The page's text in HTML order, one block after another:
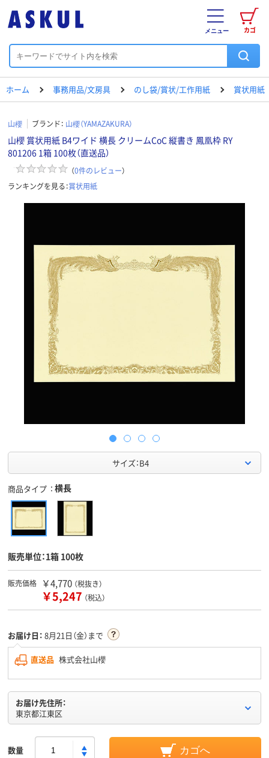
カゴ
メニュー
ホーム 事務用品/文房具 のし袋/賞状/工作用紙 賞状用紙
山櫻 ブランド： 山櫻（YAMAZAKURA）
山櫻 賞状用紙 B4ワイド 横長 クリームCoC 縦書き 鳳凰枠 RY
801206 1箱 100枚（直送品）
（0件のレビュー）
ランキングを見る：賞状用紙
サイズ：B4
商品タイプ 横長
販売単位：1箱 100枚
販売価格 ￥4,770 （税抜き）
￥5,247 （税込）
お届け日： 8月21日（金）まで
直送品 株式会社山櫻
お届け先住所：
東京都江東区
数量 カゴへ